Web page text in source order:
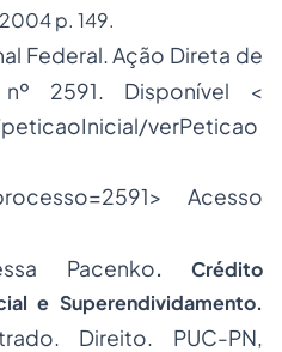
p. 149.
Federal. Ação Direta de
nº 2591. Disponível <
verPeticao
> Acesso
Pacenko. Crédito
e Superendividamento.
Direito. PUC-PN,